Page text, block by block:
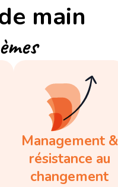
main
Management &
résistance au
changement